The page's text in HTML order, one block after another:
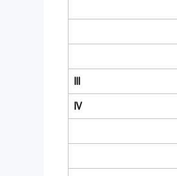
Ⅲ
Ⅳ